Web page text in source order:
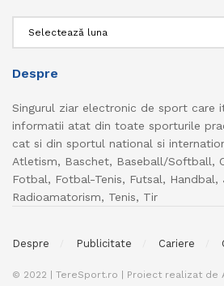
Despre
Singurul ziar electronic de sport care
informatii atat din toate sporturile
cat si din sportul national si
Atletism, Baschet, Baseball/Softball,
Fotbal, Fotbal-Tenis, Futsal, Handbal,
Radioamatorism, Tenis, Tir
Despre Publicitate Cariere
© 2022 | TereSport.ro | Proiect realizat de